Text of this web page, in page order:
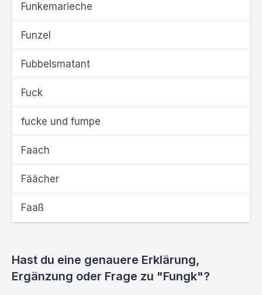
Funkemarieche
Funzel
Fubbelsmatant
Fuck
fucke und fumpe
Faach
Fäächer
Faaß
Hast du eine genauere Erklärung,
Ergänzung oder Frage zu "Fungk"?